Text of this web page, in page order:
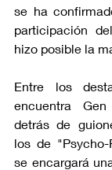
se ha
participación
hizo posible la
Entre los
encuentra
detrás de
los de
se encargará